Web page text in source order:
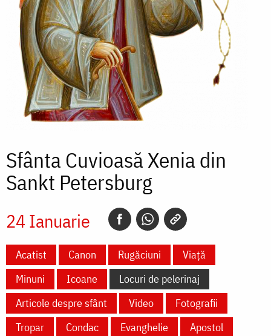
Sfânta Cuvioasă Xenia din
Sankt Petersburg
24 Ianuarie
Acatist Canon Rugăciuni
Viață
Minuni
Icoane
Locuri de pelerinaj
Articole despre sfânt
Video
Fotografii
Tropar
Condac Evanghelie Apostol